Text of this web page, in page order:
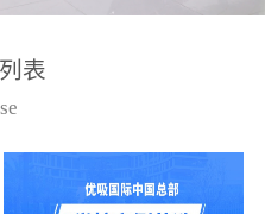
高技能的团队。汇聚了众
取得了多项产品技术专利
和多项国家版权局著作
表